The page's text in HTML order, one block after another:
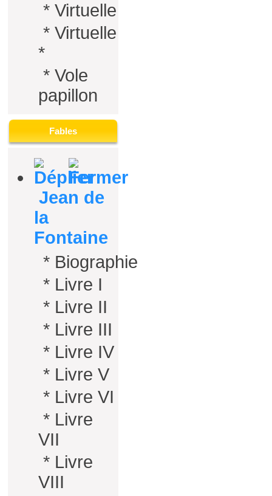
* Virtuelle
* Virtuelle
*
* Vole
papillon
Fables
Jean de
la
Fontaine
* Biographie
* Livre I
* Livre II
* Livre III
* Livre IV
* Livre V
* Livre VI
* Livre
VII
* Livre
VIII